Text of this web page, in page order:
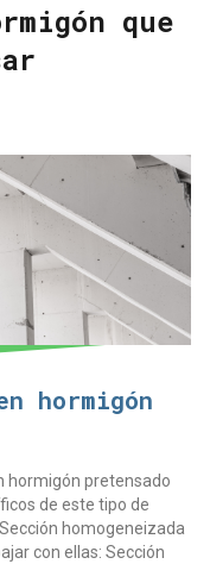
que
hormigón
hormigón pretensado
de este tipo de
homogeneizada
con ellas: Sección